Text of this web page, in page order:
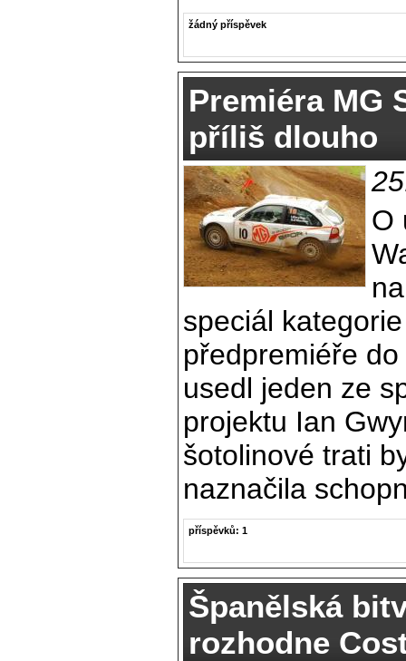
žádný příspěvek
Premiéra MG
příliš dlouho
O
speciál
předpremiéře
usedl jeden ze
projektu Ian
šotolinové trati
naznačila
příspěvků: 1
Španělská
rozhodne